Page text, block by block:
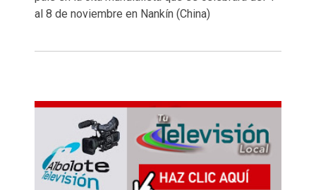
al 8 de noviembre en Nankín (China)